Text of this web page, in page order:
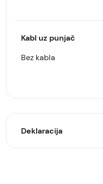
Kabl uz punjač
Bez kabla
Deklaracija